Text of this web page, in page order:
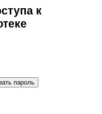
к
пароль